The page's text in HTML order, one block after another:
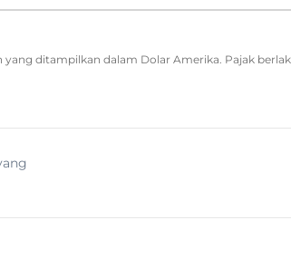
yang ditampilkan dalam Dolar Amerika. Pajak